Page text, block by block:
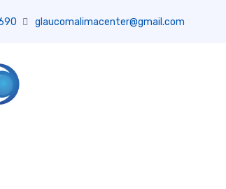
glaucomalimacenter@gmail.com